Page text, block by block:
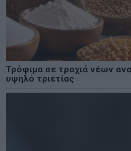
Τρόφιμα σε τροχιά νέων
υψηλό τριετίας